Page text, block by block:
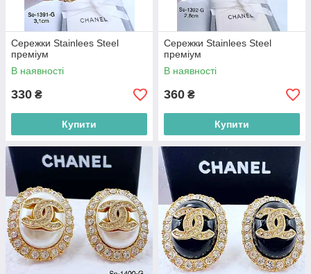
Сережки Stainlees Steel
преміум
В наявності
330 ₴
Купити
Сережки Stainlees Steel
преміум
В наявності
360 ₴
Купити